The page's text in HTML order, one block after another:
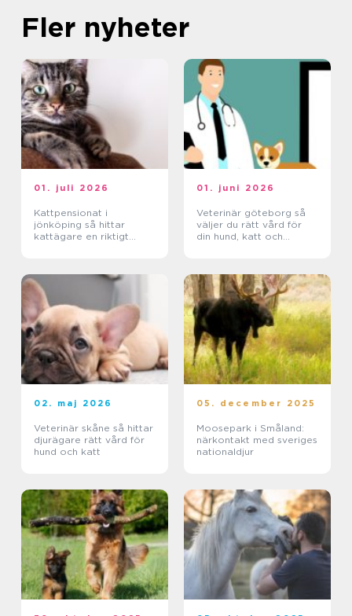
Fler nyheter
01. juli 2026
Kattpensionat i
jönköping så hittar
kattägare en riktigt
01. juni 2026
Veterinär göteborg så
väljer du rätt vård för
din hund, katt och
02. maj 2026
Veterinär skåne så hittar
djurägare rätt vård för
hund och katt
05. december 2025
Moosepark i Småland:
närkontakt med sveriges
nationaldjur